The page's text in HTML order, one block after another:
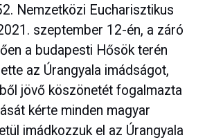
Nemzetközi Eucharisztikus
szeptember 12-én, a záró
a budapesti Hősök terén
az Úrangyala imádságot,
jövő köszönetét fogalmazta
kérte minden magyar
imádkozzuk el az Úrangyala